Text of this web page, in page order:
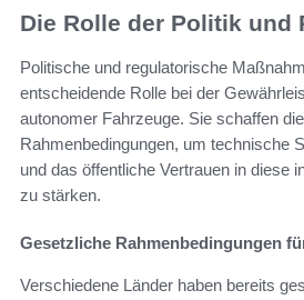
Die Rolle der Politik und
Politische und regulatorische
entscheidende Rolle bei der
autonomer Fahrzeuge. Sie schaffen
Rahmenbedingungen, um technische
und das öffentliche Vertrauen in diese
zu stärken.
Gesetzliche Rahmenbedingungen
Verschiedene Länder haben bereits